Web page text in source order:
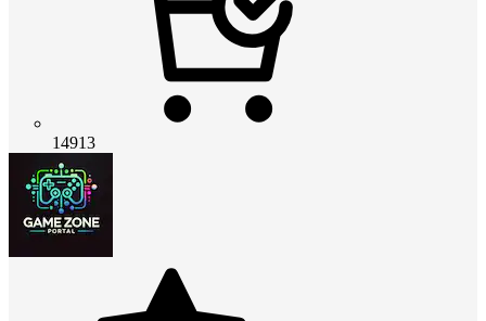
14913